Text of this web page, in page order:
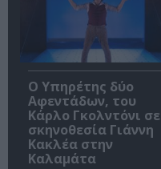
Ο Υπηρέτης δύο
Αφεντάδων, του
Κάρλο Γκολντόνι σε
σκηνοθεσία Γιάννη
Κακλέα στην
Καλαμάτα